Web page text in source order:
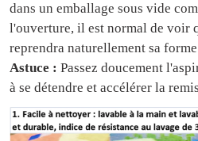
dans un emballage sous vide
l'ouverture, il est normal de voir
reprendra naturellement sa
Astuce : Passez doucement
à se détendre et accélérer la